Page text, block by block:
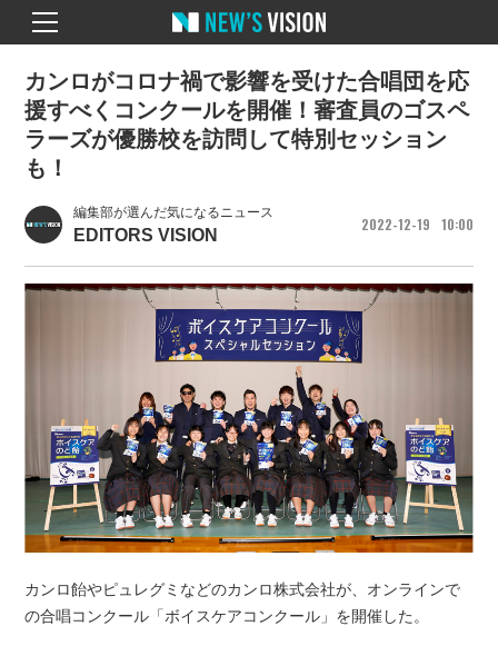
編集部が選んだ気になるニュース
EDITORS VISION
2022 12 19 10 00
カンロがコロナ禍で影響を受けた合唱団を応
援すべくコンクールを開催！審査員のゴスペ
ラーズが優勝校を訪問して特別セッション
も！
カンロ飴やピュレグミなどのカンロ株式会社が、オンラインで
の合唱コンクール「ボイスケアコンクール」を開催した。